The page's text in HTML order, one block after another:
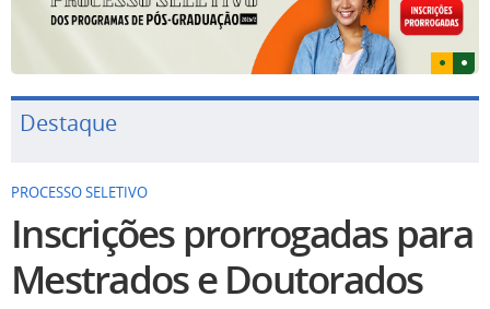
Destaque
PROCESSO SELETIVO
Inscrições prorrogadas para
Mestrados e Doutorados